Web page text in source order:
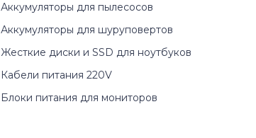
Аккумуляторы для пылесосов
Аккумуляторы для шуруповертов
Жесткие диски и SSD для ноутбуков
Кабели питания 220V
Блоки питания для мониторов